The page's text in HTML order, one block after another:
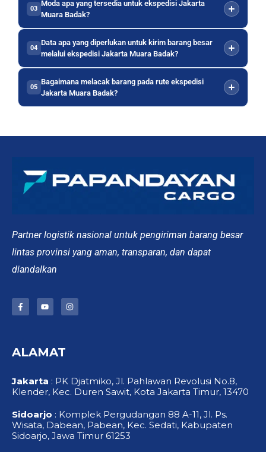
03
Moda apa yang tersedia untuk ekspedisi Jakarta
Muara Badak?
04
Data apa yang diperlukan untuk kirim barang besar
melalui ekspedisi Jakarta Muara Badak?
05
Bagaimana melacak barang pada rute ekspedisi
Jakarta Muara Badak?
Partner logistik nasional untuk pengiriman barang besar
lintas provinsi yang aman, transparan, dan dapat
diandalkan
F
a
o
o
Y
o
b
e
I
n
ALAMAT
Jakarta : PK Djatmiko, Jl. Pahlawan Revolusi No.8,
Klender, Kec. Duren Sawit, Kota Jakarta Timur, 13470
Sidoarjo : Komplek Pergudangan 88 A-11, Jl. Ps.
Wisata, Dabean, Pabean, Kec. Sedati, Kabupaten
Sidoarjo, Jawa Timur 61253